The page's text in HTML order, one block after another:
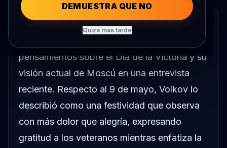
RESUMEN RÁPIDO
pensamientos sobre el Día de la Victoria y su
visión actual de Moscú en una entrevista
reciente. Respecto al 9 de mayo, Volkov lo
describió como una festividad que observa
con más dolor que alegría, expresando
gratitud a los veteranos mientras enfatiza la
DEMUESTRA QUE NO
Quizá más tarde